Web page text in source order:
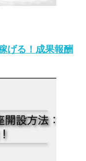
げる！成果報酬